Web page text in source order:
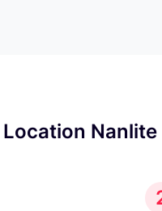
Location